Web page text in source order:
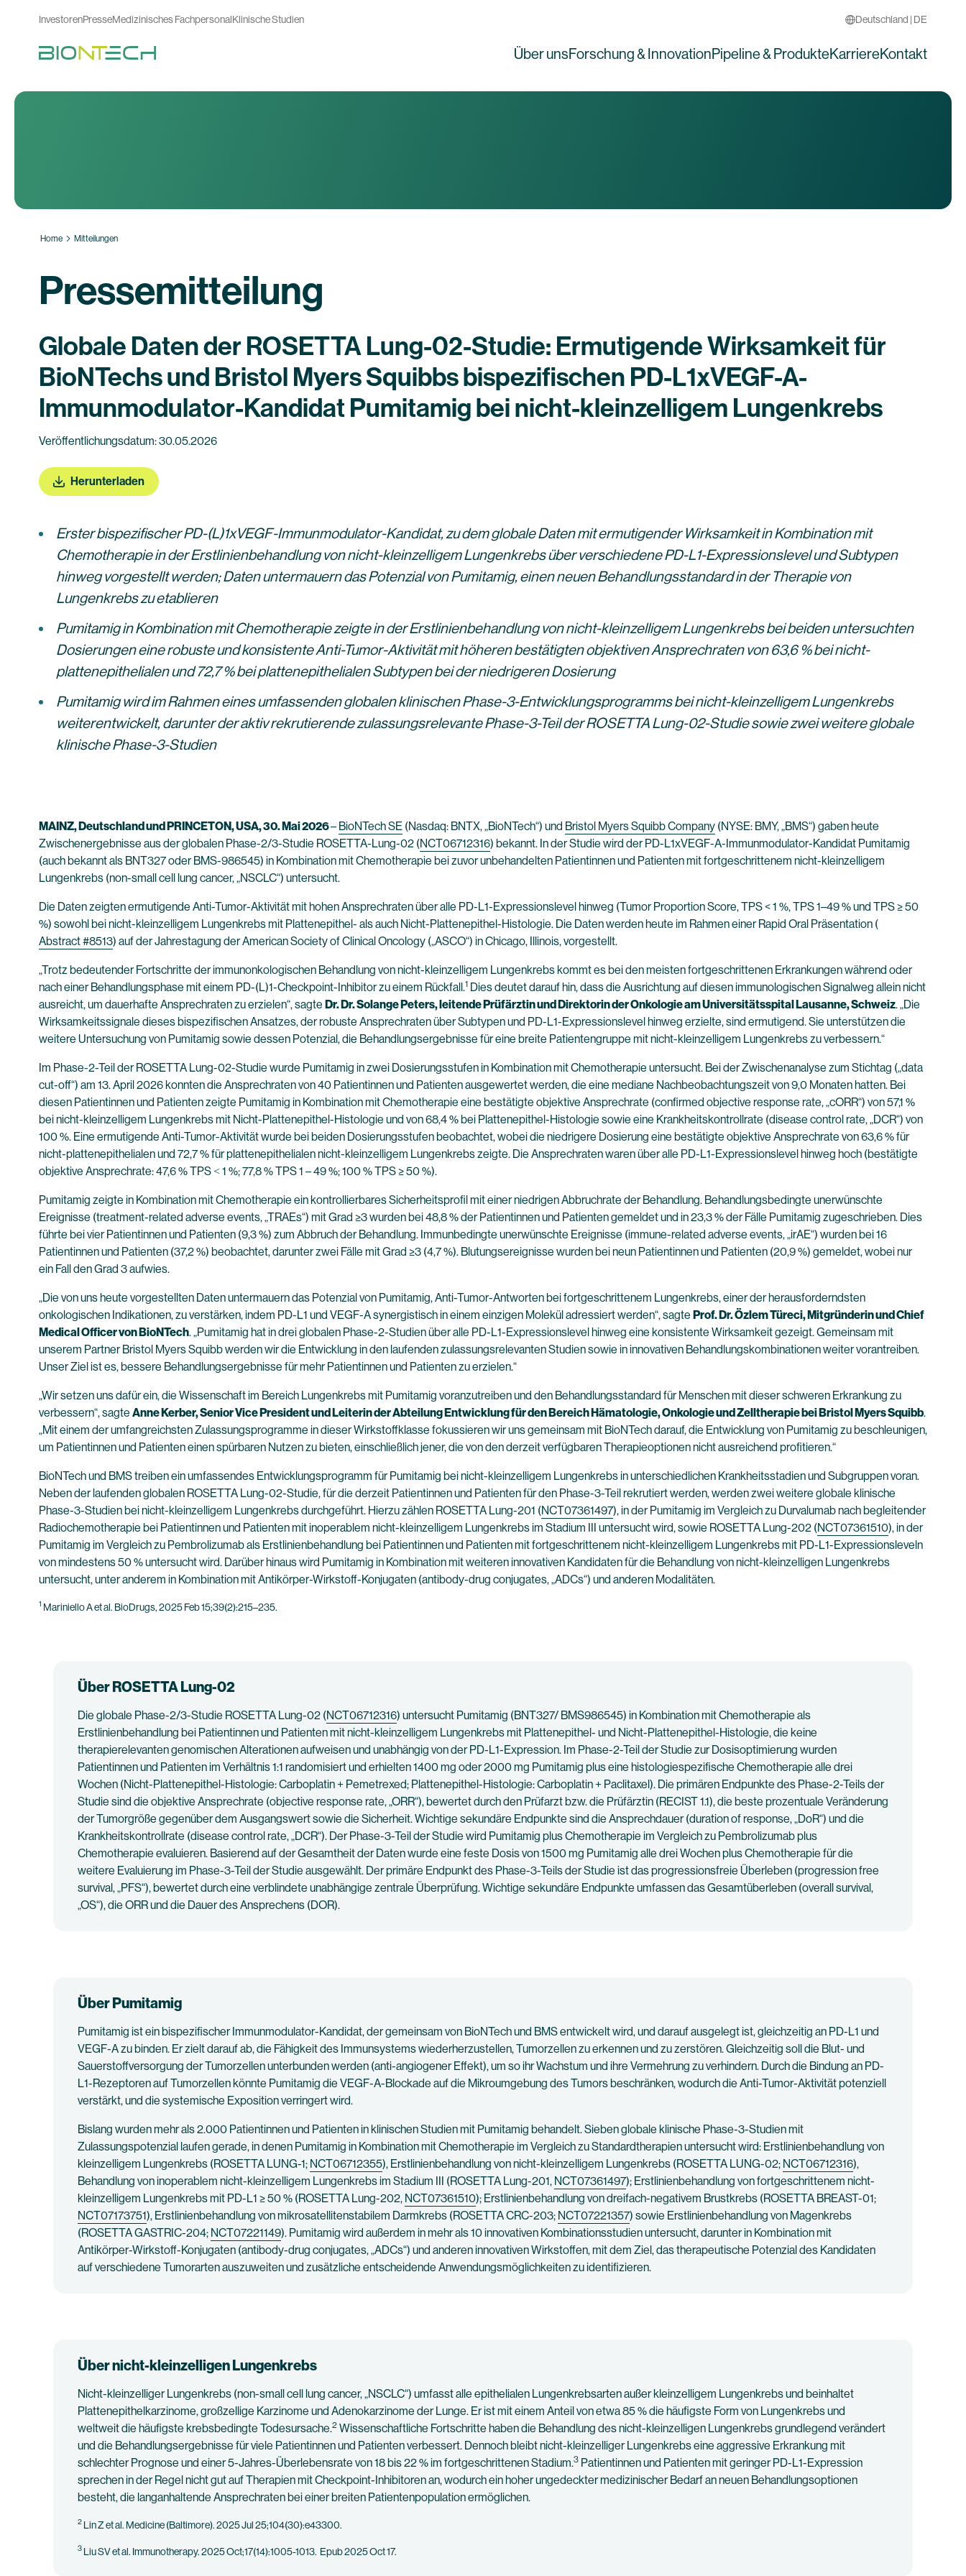
InvestorenPresseMedizinisches FachpersonalKlinische Studien Deutschland | DE
Über unsForschung & InnovationPipeline & ProdukteKarriereKontakt
Home Mitteilungen
Pressemitteilung
Globale Daten der ROSETTA Lung-02-Studie: Ermutigende Wirksamkeit für
BioNTechs und Bristol Myers Squibbs bispezifischen PD-L1xVEGF-A-
Immunmodulator-Kandidat Pumitamig bei nicht-kleinzelligem Lungenkrebs
Veröffentlichungsdatum: 30.05.2026
Herunterladen
Erster bispezifischer PD-(L)1xVEGF-Immunmodulator-Kandidat, zu dem globale Daten mit ermutigender Wirksamkeit in Kombination mit
Chemotherapie in der Erstlinienbehandlung von nicht-kleinzelligem Lungenkrebs über verschiedene PD-L1-Expressionslevel und Subtypen
hinweg vorgestellt werden; Daten untermauern das Potenzial von Pumitamig, einen neuen Behandlungsstandard in der Therapie von
Lungenkrebs zu etablieren
Pumitamig in Kombination mit Chemotherapie zeigte in der Erstlinienbehandlung von nicht-kleinzelligem Lungenkrebs bei beiden untersuchten
Dosierungen eine robuste und konsistente Anti-Tumor-Aktivität mit höheren bestätigten objektiven Ansprechraten von 63,6 % bei nicht-
plattenepithelialen und 72,7 % bei plattenepithelialen Subtypen bei der niedrigeren Dosierung
Pumitamig wird im Rahmen eines umfassenden globalen klinischen Phase-3-Entwicklungsprogramms bei nicht-kleinzelligem Lungenkrebs
weiterentwickelt, darunter der aktiv rekrutierende zulassungsrelevante Phase-3-Teil der ROSETTA Lung-02-Studie sowie zwei weitere globale
klinische Phase-3-Studien
MAINZ, Deutschland und PRINCETON, USA, 30. Mai 2026– BioNTech SE (Nasdaq: BNTX, „BioNTech“) und Bristol Myers Squibb Company (NYSE: BMY, „BMS“) gaben heute
Zwischenergebnisse aus der globalen Phase-2/3-Studie ROSETTA-Lung-02 (NCT06712316) bekannt. In der Studie wird der PD-L1xVEGF-A-Immunmodulator-Kandidat Pumitamig
(auch bekannt als BNT327 oder BMS-986545) in Kombination mit Chemotherapie bei zuvor unbehandelten Patientinnen und Patienten mit fortgeschrittenem nicht-kleinzelligem
Lungenkrebs (non-small cell lung cancer, „NSCLC“) untersucht.
Die Daten zeigten ermutigende Anti-Tumor-Aktivität mit hohen Ansprechraten über alle PD-L1-Expressionslevel hinweg (Tumor Proportion Score, TPS < 1 %, TPS 1–49 % und TPS ≥ 50
%) sowohl bei nicht-kleinzelligem Lungenkrebs mit Plattenepithel- als auch Nicht-Plattenepithel-Histologie. Die Daten werden heute im Rahmen einer Rapid Oral Präsentation (
Abstract #8513) auf der Jahrestagung der American Society of Clinical Oncology („ASCO“) in Chicago, Illinois, vorgestellt.
„Trotz bedeutender Fortschritte der immunonkologischen Behandlung von nicht-kleinzelligem Lungenkrebs kommt es bei den meisten fortgeschrittenen Erkrankungen während oder
nach einer Behandlungsphase mit einem PD-(L)1-Checkpoint-Inhibitor zu einem Rückfall.1 Dies deutet darauf hin, dass die Ausrichtung auf diesen immunologischen Signalweg allein nicht
ausreicht, um dauerhafte Ansprechraten zu erzielen“, sagte Dr. Dr. Solange Peters, leitende Prüfärztin und Direktorin der Onkologie am Universitätsspital Lausanne, Schweiz. „Die
Wirksamkeitssignale dieses bispezifischen Ansatzes, der robuste Ansprechraten über Subtypen und PD-L1-Expressionslevel hinweg erzielte, sind ermutigend. Sie unterstützen die
weitere Untersuchung von Pumitamig sowie dessen Potenzial, die Behandlungsergebnisse für eine breite Patientengruppe mit nicht-kleinzelligem Lungenkrebs zu verbessern.“
Im Phase-2-Teil der ROSETTA Lung-02-Studie wurde Pumitamig in zwei Dosierungsstufen in Kombination mit Chemotherapie untersucht. Bei der Zwischenanalyse zum Stichtag („data
cut-off“) am 13. April 2026 konnten die Ansprechraten von 40 Patientinnen und Patienten ausgewertet werden, die eine mediane Nachbeobachtungszeit von 9,0 Monaten hatten. Bei
diesen Patientinnen und Patienten zeigte Pumitamig in Kombination mit Chemotherapie eine bestätigte objektive Ansprechrate (confirmed objective response rate, „cORR“) von 57,1 %
bei nicht-kleinzelligem Lungenkrebs mit Nicht-Plattenepithel-Histologie und von 68,4 % bei Plattenepithel-Histologie sowie eine Krankheitskontrollrate (disease control rate, „DCR“) von
100 %. Eine ermutigende Anti-Tumor-Aktivität wurde bei beiden Dosierungsstufen beobachtet, wobei die niedrigere Dosierung eine bestätigte objektive Ansprechrate von 63,6 % für
nicht-plattenepithelialen und 72,7 % für plattenepithelialen nicht-kleinzelligem Lungenkrebs zeigte. Die Ansprechraten waren über alle PD-L1-Expressionslevel hinweg hoch (bestätigte
objektive Ansprechrate: 47,6 % TPS ˂ 1 %; 77,8 % TPS 1 – 49 %; 100 % TPS ≥ 50 %).
Pumitamig zeigte in Kombination mit Chemotherapie ein kontrollierbares Sicherheitsprofil mit einer niedrigen Abbruchrate der Behandlung. Behandlungsbedingte unerwünschte
Ereignisse (treatment-related adverse events, „TRAEs“) mit Grad ≥3 wurden bei 48,8 % der Patientinnen und Patienten gemeldet und in 23,3 % der Fälle Pumitamig zugeschrieben. Dies
führte bei vier Patientinnen und Patienten (9,3 %) zum Abbruch der Behandlung. Immunbedingte unerwünschte Ereignisse (immune-related adverse events, „irAE“) wurden bei 16
Patientinnen und Patienten (37,2 %) beobachtet, darunter zwei Fälle mit Grad ≥3 (4,7 %). Blutungsereignisse wurden bei neun Patientinnen und Patienten (20,9 %) gemeldet, wobei nur
ein Fall den Grad 3 aufwies.
„Die von uns heute vorgestellten Daten untermauern das Potenzial von Pumitamig, Anti-Tumor-Antworten bei fortgeschrittenem Lungenkrebs, einer der herausforderndsten
onkologischen Indikationen, zu verstärken, indem PD-L1 und VEGF-A synergistisch in einem einzigen Molekül adressiert werden“, sagte Prof. Dr. Özlem Türeci, Mitgründerin und Chief
Medical Officer von BioNTech. „Pumitamig hat in drei globalen Phase-2-Studien über alle PD-L1-Expressionslevel hinweg eine konsistente Wirksamkeit gezeigt. Gemeinsam mit
unserem Partner Bristol Myers Squibb werden wir die Entwicklung in den laufenden zulassungsrelevanten Studien sowie in innovativen Behandlungskombinationen weiter vorantreiben.
Unser Ziel ist es, bessere Behandlungsergebnisse für mehr Patientinnen und Patienten zu erzielen.“
„Wir setzen uns dafür ein, die Wissenschaft im Bereich Lungenkrebs mit Pumitamig voranzutreiben und den Behandlungsstandard für Menschen mit dieser schweren Erkrankung zu
verbessern“, sagte Anne Kerber, Senior Vice President und Leiterin der Abteilung Entwicklung für den Bereich Hämatologie, Onkologie und Zelltherapie bei Bristol Myers Squibb.
„Mit einem der umfangreichsten Zulassungsprogramme in dieser Wirkstoffklasse fokussieren wir uns gemeinsam mit BioNTech darauf, die Entwicklung von Pumitamig zu beschleunigen,
um Patientinnen und Patienten einen spürbaren Nutzen zu bieten, einschließlich jener, die von den derzeit verfügbaren Therapieoptionen nicht ausreichend profitieren.“
BioNTech und BMS treiben ein umfassendes Entwicklungsprogramm für Pumitamig bei nicht-kleinzelligem Lungenkrebs in unterschiedlichen Krankheitsstadien und Subgruppen voran.
Neben der laufenden globalen ROSETTA Lung-02-Studie, für die derzeit Patientinnen und Patienten für den Phase-3-Teil rekrutiert werden, werden zwei weitere globale klinische
Phase-3-Studien bei nicht-kleinzelligem Lungenkrebs durchgeführt. Hierzu zählen ROSETTA Lung-201 (NCT07361497), in der Pumitamig im Vergleich zu Durvalumab nach begleitender
Radiochemotherapie bei Patientinnen und Patienten mit inoperablem nicht-kleinzelligem Lungenkrebs im Stadium III untersucht wird, sowie ROSETTA Lung-202 (NCT07361510), in der
Pumitamig im Vergleich zu Pembrolizumab als Erstlinienbehandlung bei Patientinnen und Patienten mit fortgeschrittenem nicht-kleinzelligem Lungenkrebs mit PD-L1-Expressionsleveln
von mindestens 50 % untersucht wird. Darüber hinaus wird Pumitamig in Kombination mit weiteren innovativen Kandidaten für die Behandlung von nicht-kleinzelligen Lungenkrebs
untersucht, unter anderem in Kombination mit Antikörper-Wirkstoff-Konjugaten (antibody-drug conjugates, „ADCs“) und anderen Modalitäten.
1 Mariniello A et al. BioDrugs, 2025 Feb 15;39(2):215–235.
Über ROSETTA Lung-02
Die globale Phase-2/3-Studie ROSETTA Lung-02 (NCT06712316) untersucht Pumitamig (BNT327/ BMS986545) in Kombination mit Chemotherapie als
Erstlinienbehandlung bei Patientinnen und Patienten mit nicht-kleinzelligem Lungenkrebs mit Plattenepithel- und Nicht-Plattenepithel-Histologie, die keine
therapierelevanten genomischen Alterationen aufweisen und unabhängig von der PD-L1-Expression. Im Phase-2-Teil der Studie zur Dosisoptimierung wurden
Patientinnen und Patienten im Verhältnis 1:1 randomisiert und erhielten 1400 mg oder 2000 mg Pumitamig plus eine histologiespezifische Chemotherapie alle drei
Wochen (Nicht-Plattenepithel-Histologie: Carboplatin + Pemetrexed; Plattenepithel-Histologie: Carboplatin + Paclitaxel). Die primären Endpunkte des Phase-2-Teils der
Studie sind die objektive Ansprechrate (objective response rate, „ORR“), bewertet durch den Prüfarzt bzw. die Prüfärztin (RECIST 1.1), die beste prozentuale Veränderung
der Tumorgröße gegenüber dem Ausgangswert sowie die Sicherheit. Wichtige sekundäre Endpunkte sind die Ansprechdauer (duration of response, „DoR“) und die
Krankheitskontrollrate (disease control rate, „DCR“). Der Phase-3-Teil der Studie wird Pumitamig plus Chemotherapie im Vergleich zu Pembrolizumab plus
Chemotherapie evaluieren. Basierend auf der Gesamtheit der Daten wurde eine feste Dosis von 1500 mg Pumitamig alle drei Wochen plus Chemotherapie für die
weitere Evaluierung im Phase-3-Teil der Studie ausgewählt. Der primäre Endpunkt des Phase-3-Teils der Studie ist das progressionsfreie Überleben (progression free
survival, „PFS“), bewertet durch eine verblindete unabhängige zentrale Überprüfung. Wichtige sekundäre Endpunkte umfassen das Gesamtüberleben (overall survival,
„OS“), die ORR und die Dauer des Ansprechens (DOR).
Über Pumitamig
Pumitamig ist ein bispezifischer Immunmodulator-Kandidat, der gemeinsam von BioNTech und BMS entwickelt wird, und darauf ausgelegt ist, gleichzeitig an PD-L1 und
VEGF-A zu binden. Er zielt darauf ab, die Fähigkeit des Immunsystems wiederherzustellen, Tumorzellen zu erkennen und zu zerstören. Gleichzeitig soll die Blut- und
Sauerstoffversorgung der Tumorzellen unterbunden werden (anti-angiogener Effekt), um so ihr Wachstum und ihre Vermehrung zu verhindern. Durch die Bindung an PD-
L1-Rezeptoren auf Tumorzellen könnte Pumitamig die VEGF-A-Blockade auf die Mikroumgebung des Tumors beschränken, wodurch die Anti-Tumor-Aktivität potenziell
verstärkt, und die systemische Exposition verringert wird.
Bislang wurden mehr als 2.000 Patientinnen und Patienten in klinischen Studien mit Pumitamig behandelt. Sieben globale klinische Phase-3-Studien mit
Zulassungspotenzial laufen gerade, in denen Pumitamig in Kombination mit Chemotherapie im Vergleich zu Standardtherapien untersucht wird: Erstlinienbehandlung von
kleinzelligem Lungenkrebs (ROSETTA LUNG-1; NCT06712355), Erstlinienbehandlung von nicht-kleinzelligem Lungenkrebs (ROSETTA LUNG-02; NCT06712316),
Behandlung von inoperablem nicht-kleinzelligem Lungenkrebs im Stadium III (ROSETTA Lung-201, NCT07361497); Erstlinienbehandlung von fortgeschrittenem nicht-
kleinzelligem Lungenkrebs mit PD-L1 ≥ 50 % (ROSETTA Lung-202, NCT07361510); Erstlinienbehandlung von dreifach-negativem Brustkrebs (ROSETTA BREAST-01;
NCT07173751), Erstlinienbehandlung von mikrosatellitenstabilem Darmkrebs (ROSETTA CRC-203; NCT07221357) sowie Erstlinienbehandlung von Magenkrebs
(ROSETTA GASTRIC-204; NCT07221149). Pumitamig wird außerdem in mehr als 10 innovativen Kombinationsstudien untersucht, darunter in Kombination mit
Antikörper-Wirkstoff-Konjugaten (antibody-drug conjugates, „ADCs“) und anderen innovativen Wirkstoffen, mit dem Ziel, das therapeutische Potenzial des Kandidaten
auf verschiedene Tumorarten auszuweiten und zusätzliche entscheidende Anwendungsmöglichkeiten zu identifizieren.
Über nicht-kleinzelligen Lungenkrebs
Nicht-kleinzelliger Lungenkrebs (non-small cell lung cancer, „NSCLC“) umfasst alle epithelialen Lungenkrebsarten außer kleinzelligem Lungenkrebs und beinhaltet
Plattenepithelkarzinome, großzellige Karzinome und Adenokarzinome der Lunge. Er ist mit einem Anteil von etwa 85 % die häufigste Form von Lungenkrebs und
weltweit die häufigste krebsbedingte Todesursache.2 Wissenschaftliche Fortschritte haben die Behandlung des nicht-kleinzelligen Lungenkrebs grundlegend verändert
und die Behandlungsergebnisse für viele Patientinnen und Patienten verbessert. Dennoch bleibt nicht-kleinzelliger Lungenkrebs eine aggressive Erkrankung mit
schlechter Prognose und einer 5-Jahres-Überlebensrate von 18 bis 22 % im fortgeschrittenen Stadium.3 Patientinnen und Patienten mit geringer PD-L1-Expression
sprechen in der Regel nicht gut auf Therapien mit Checkpoint-Inhibitoren an, wodurch ein hoher ungedeckter medizinischer Bedarf an neuen Behandlungsoptionen
besteht, die langanhaltende Ansprechraten bei einer breiten Patientenpopulation ermöglichen.
2 Lin Z et al. Medicine (Baltimore). 2025 Jul 25;104(30):e43300.
3 Liu SV et al. Immunotherapy. 2025 Oct;17(14):1005-1013. Epub 2025 Oct 17.